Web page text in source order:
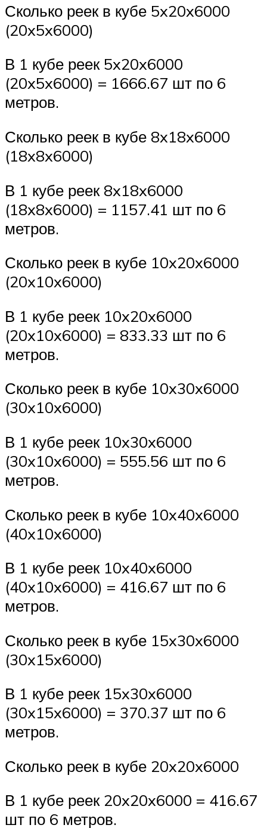
Сколько реек в кубе 5x20x6000
(20x5x6000)
В 1 кубе реек 5x20x6000
(20x5x6000) = 1666.67 шт по 6
метров.
Сколько реек в кубе 8x18x6000
(18x8x6000)
В 1 кубе реек 8x18x6000
(18x8x6000) = 1157.41 шт по 6
метров.
Сколько реек в кубе 10x20x6000
(20x10x6000)
В 1 кубе реек 10x20x6000
(20x10x6000) = 833.33 шт по 6
метров.
Сколько реек в кубе 10x30x6000
(30x10x6000)
В 1 кубе реек 10x30x6000
(30x10x6000) = 555.56 шт по 6
метров.
Сколько реек в кубе 10x40x6000
(40x10x6000)
В 1 кубе реек 10x40x6000
(40x10x6000) = 416.67 шт по 6
метров.
Сколько реек в кубе 15x30x6000
(30x15x6000)
В 1 кубе реек 15x30x6000
(30x15x6000) = 370.37 шт по 6
метров.
Сколько реек в кубе 20x20x6000
В 1 кубе реек 20x20x6000 = 416.67
шт по 6 метров.